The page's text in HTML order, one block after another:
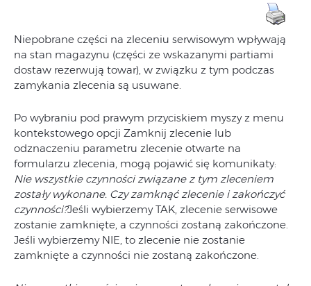
Niepobrane części na zleceniu serwisowym wpływają
na stan magazynu (części ze wskazanymi partiami
dostaw rezerwują towar), w związku z tym podczas
zamykania zlecenia są usuwane.
Po wybraniu pod prawym przyciskiem myszy z menu
kontekstowego opcji Zamknij zlecenie lub
odznaczeniu parametru zlecenie otwarte na
formularzu zlecenia, mogą pojawić się komunikaty:
Nie wszystkie czynności związane z tym zleceniem
zostały wykonane. Czy zamknąć zlecenie i zakończyć
czynności?Jeśli wybierzemy TAK, zlecenie serwisowe
zostanie zamknięte, a czynności zostaną zakończone.
Jeśli wybierzemy NIE, to zlecenie nie zostanie
zamknięte a czynności nie zostaną zakończone.